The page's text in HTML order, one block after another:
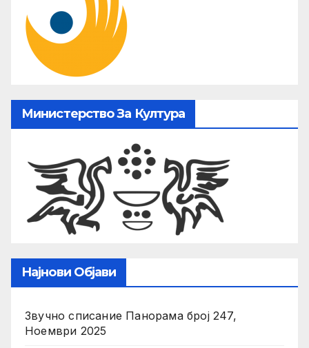
Министерство За Култура
Најнови Објави
Звучно списание Панорама број 247,
Ноември 2025